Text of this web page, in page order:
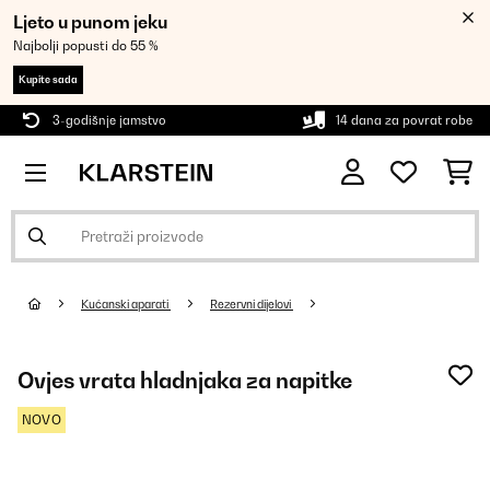
Ljeto u punom jeku
Najbolji popusti do 55 %
Kupite sada
3-godišnje jamstvo 14 dana za povrat robe
Kućanski aparati Rezervni dijelovi
Ovjes vrata hladnjaka za napitke
NOVO